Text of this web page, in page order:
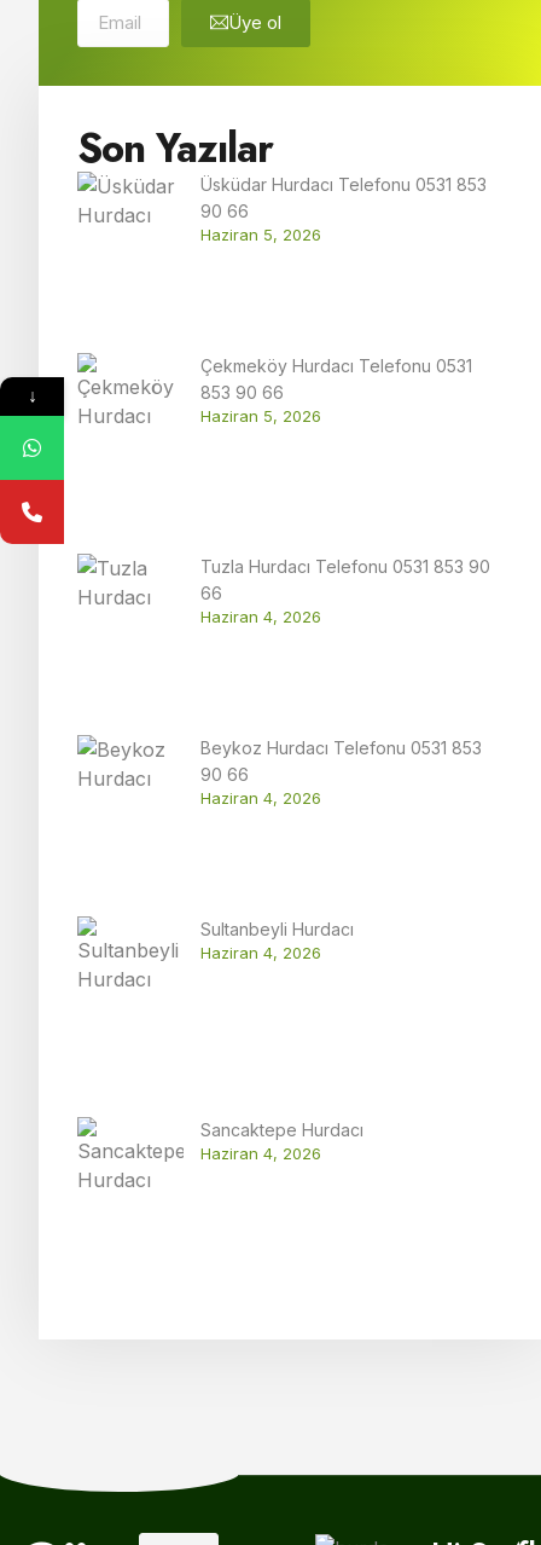
Üye ol
Son Yazılar
Üsküdar Hurdacı Telefonu 0531 853
90 66
Haziran 5, 2026
Çekmeköy Hurdacı Telefonu 0531
853 90 66
Haziran 5, 2026
Tuzla Hurdacı Telefonu 0531 853 90
66
Haziran 4, 2026
Beykoz Hurdacı Telefonu 0531 853
90 66
Haziran 4, 2026
Sultanbeyli Hurdacı
Haziran 4, 2026
Sancaktepe Hurdacı
Haziran 4, 2026
↓